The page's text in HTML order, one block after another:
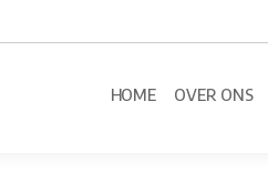
HOME OVER ONS